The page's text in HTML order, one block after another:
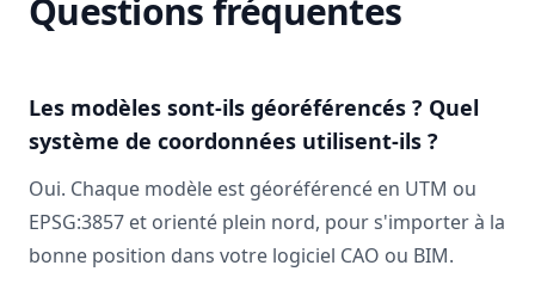
Questions fréquentes
Les modèles sont-ils géoréférencés ? Quel
système de coordonnées utilisent-ils ?
Oui. Chaque modèle est géoréférencé en UTM ou
EPSG:3857 et orienté plein nord, pour s'importer à la
bonne position dans votre logiciel CAO ou BIM.